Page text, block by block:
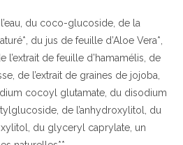
du coco-glucoside, de la
du jus de feuille d’Aloe Vera*,
l’extrait de feuille d’hamamélis, de
de l’extrait de graines de jojoba,
cocoyl glutamate, du disodium
de l’anhydroxylitol, du
du glyceryl caprylate, un